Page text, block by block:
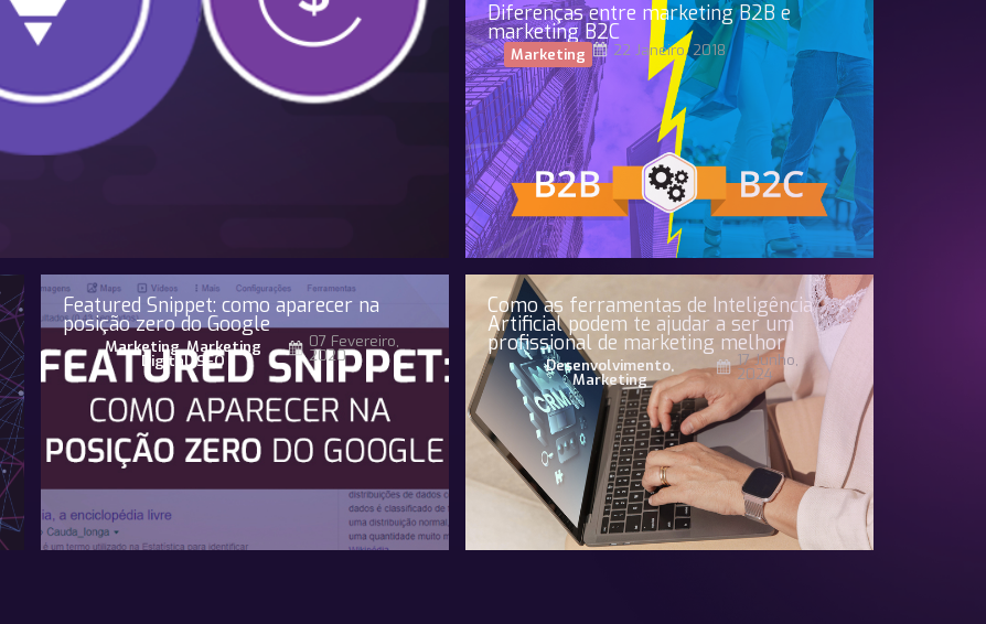
Diferenças entre marketing B2B e
marketing B2C
Marketing 22 Janeiro, 2018
Featured Snippet: como aparecer na
posição zero do Google
Marketing,Marketing
Digital,SEO
07 Fevereiro,
2020
Como as ferramentas de Inteligência
Artificial podem te ajudar a ser um
profissional de marketing melhor
Desenvolvimento,
Marketing
17 Junho,
2024